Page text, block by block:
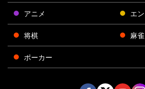
アニメ エ
将棋 麻雀
ポーカー